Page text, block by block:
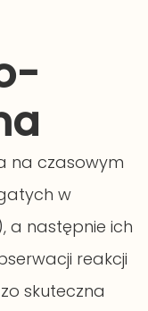
na czasowym
w
a następnie ich
reakcji
skuteczna